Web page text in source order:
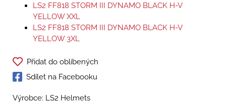
LS2 FF818 STORM III DYNAMO BLACK H-V
YELLOW XXL
LS2 FF818 STORM III DYNAMO BLACK H-V
YELLOW 3XL
Přidat do oblíbených
Sdílet na Facebooku
Výrobce: LS2 Helmets